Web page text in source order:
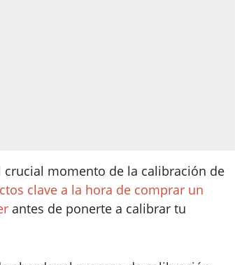
momento de la calibración de
clave a la hora de comprar un
antes de ponerte a calibrar tu